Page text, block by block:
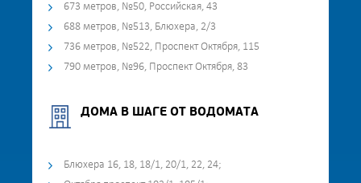
673 метров, №50, Российская, 43
688 метров, №513, Блюхера, 2/3
736 метров, №522, Проспект Октября, 115
790 метров, №96, Проспект Октября, 83
ДОМА В ШАГЕ ОТ ВОДОМАТА
Блюхера 16, 18, 18/1, 20/1, 22, 24;